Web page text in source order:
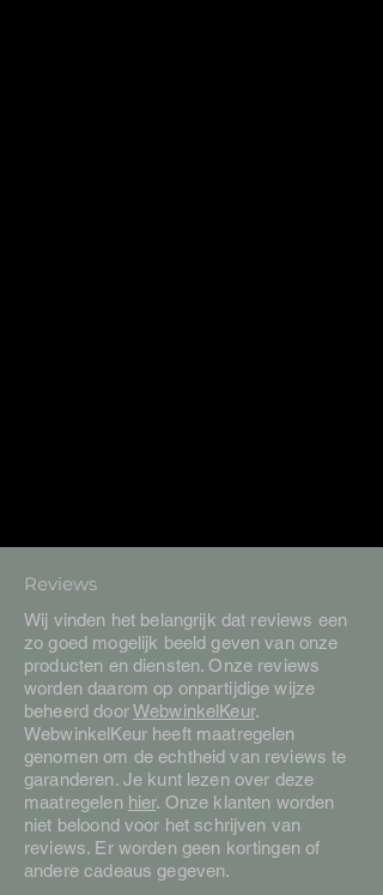
Reviews
Wij vinden het belangrijk dat reviews een
zo goed mogelijk beeld geven van onze
producten en diensten. Onze reviews
worden daarom op onpartijdige wijze
beheerd doorWebwinkelKeur.
WebwinkelKeur heeft maatregelen
genomen om de echtheid van reviews te
garanderen. Je kunt lezen over deze
maatregelen hier. Onze klanten worden
niet beloond voor het schrijven van
reviews. Er worden geen kortingen of
andere cadeaus gegeven.